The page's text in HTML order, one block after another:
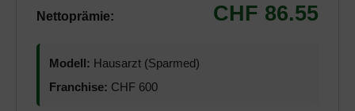
Nettoprämie: CHF 86.55
Modell: Hausarzt (Sparmed)
Franchise: CHF 600